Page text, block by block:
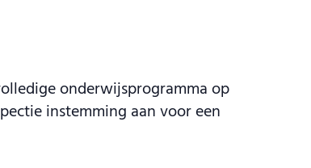
onderwijsprogramma op
instemming aan voor een